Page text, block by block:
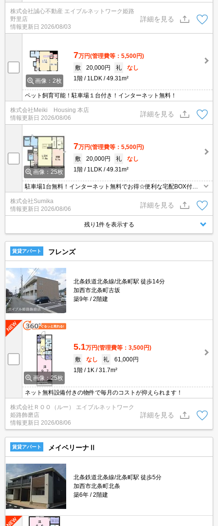
を広く使えますよ☆ うれしいインターネット(Wi－Fi付)使用料無
料＆駐車場1台付き♪
株式会社誠心不動産 エイブルネットワーク姫路
野里店
情報更新日 2026/08/03
詳細を見る
画像：2枚
7万円(管理費等：5,500円)
敷
20,000円 礼
なし
1階
1LDK 49.31m²
ペット飼育可能！駐車場１台付き！インターネット無料！
株式会社Meiki Housing 本店
情報更新日 2026/08/06
詳細を見る
画像：25枚
7万円(管理費等：5,500円)
敷
20,000円 礼
なし
1階
1LDK 49.31m²
駐車場1台無料！インターネット無料でお得☆便利な宅配BOX付
き！
株式会社Sumika
情報更新日 2026/08/06
詳細を見る
残り1件を表示する
賃貸アパート フレンズ
北条鉄道北条線/北条町駅 徒歩14分
加西市北条町古坂
築9年
2階建
画像：25枚
5.1万円(管理費等：3,500円)
敷
なし 礼
61,000円
1階
1K 31.7m²
ネット無料設備付きの物件で毎月のコストが抑えられます！
株式会社ＲＯＯ（ルー） エイブルネットワーク
姫路飾磨店
情報更新日 2026/08/06
詳細を見る
賃貸アパート メイベリーナⅡ
北条鉄道北条線/北条町駅 徒歩5分
加西市北条町北条
築6年
2階建